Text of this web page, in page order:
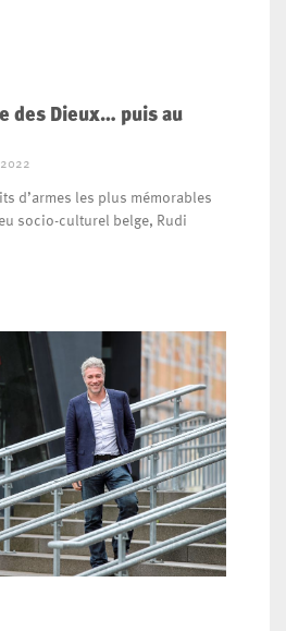
des Dieux… puis au
d’armes les plus mémorables
socio-culturel belge, Rudi